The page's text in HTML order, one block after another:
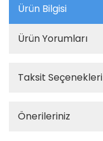
Ürün Bilgisi
Ürün Yorumları
Taksit Seçenekleri
Önerileriniz